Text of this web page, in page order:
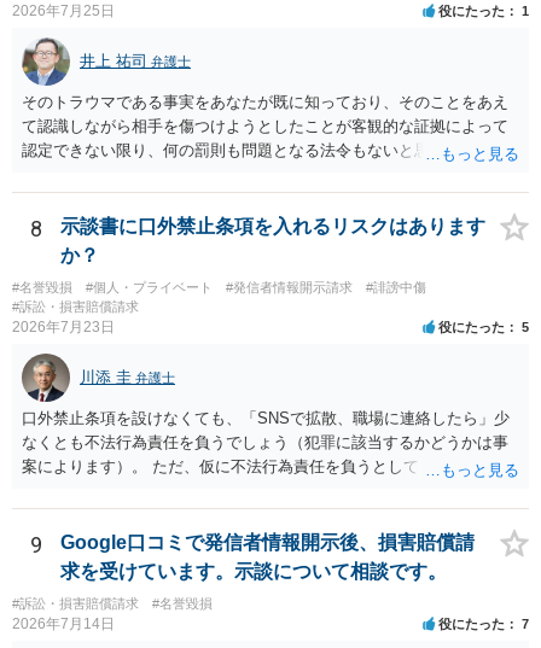
2026年7月25日 役にたった 1
井上 祐司 弁護士
そのトラウマである事実をあなたが既に知っており、そのことをあえ
て認識しながら相手を傷つけようとしたことが客観的な証拠によって
認定できない限り、何の罰則も問題となる法令もないと思われます。
8
示談書に口外禁止条項を入れるリスクはあります
か？
#名誉毀損 #個人・プライベート #発信者情報開示請求
#誹謗中傷
#訴訟・損害賠償請求
2026年7月23日 役にたった 5
川添 圭 弁護士
口外禁止条項を設けなくても、「SNSで拡散、職場に連絡したら」少
なくとも不法行為責任を負うでしょう（犯罪に該当するかどうかは事
案によります）。 ただ、仮に不法行為責任を負うとしても、違約金を
（日本の裁判所が認定する慰謝料は、到底被害感情を満足させられる
ような金額ではありません）。そのため、口外禁止条項とともに口外
した場合の違約金（100～200万円程度）を定めることには、大きな意
味と抑止力があります。 逆に、口外禁止条項を設けると、正当な理由
がある場合を除いて第三者へ情報開示ができなくなります。そのた
め、口外禁止条項によって自らを縛られてしまうと困るようなケース
9
Google口コミで発信者情報開示後、損害賠償請
求を受けています。示談について相談です。
#訴訟・損害賠償請求 #名誉毀損
2026年7月14日 役にたった 7